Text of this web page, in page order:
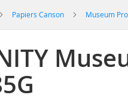
Papiers Canson Museum